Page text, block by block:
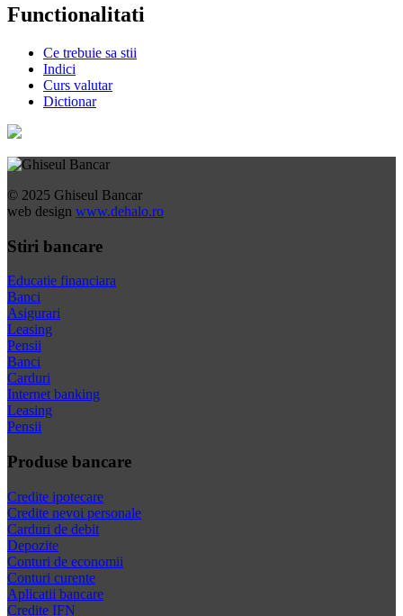
Functionalitati
Ce trebuie sa stii
Indici
Curs valutar
Dictionar
© 2025 Ghiseul Bancar
web design www.dehalo.ro
Stiri bancare
Educatie financiara
Banci
Asigurari
Leasing
Pensii
Banci
Carduri
Internet banking
Leasing
Pensii
Produse bancare
Credite ipotecare
Credite nevoi personale
Carduri de debit
Depozite
Conturi de economii
Conturi curente
Aplicatii bancare
Credite IFN